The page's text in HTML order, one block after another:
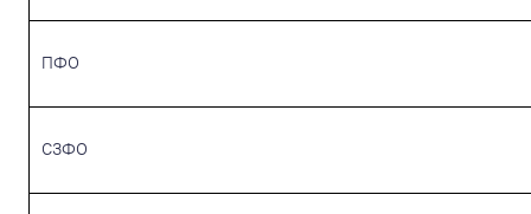
ПФО
СЗФО